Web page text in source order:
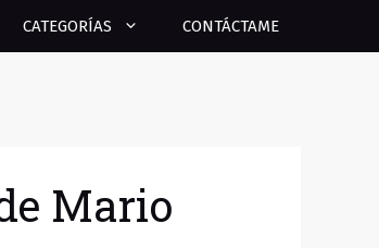
CATEGORÍAS CONTÁCTAME
Mario